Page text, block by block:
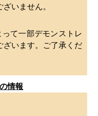
いません。
て一部デモンストレ
ざいます。ご了承くだ
情報